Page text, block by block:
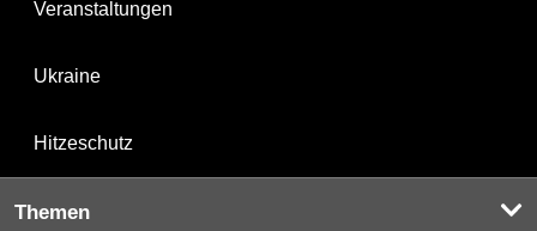
Veranstaltungen
Ukraine
Hitzeschutz
Themen